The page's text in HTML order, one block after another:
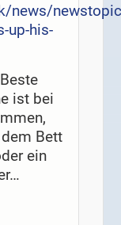
news/
up-his-
ist bei
Bett
ein